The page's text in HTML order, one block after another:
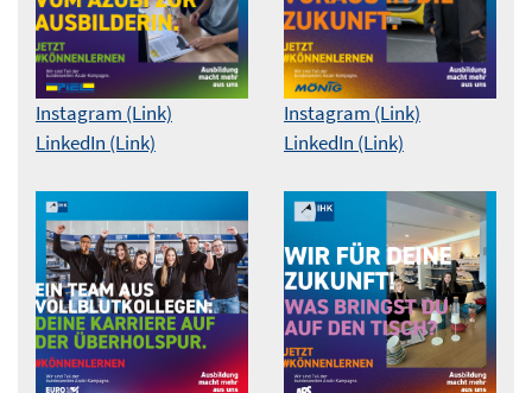
Instagram (Link)
LinkedIn (Link)
Instagram (Link)
LinkedIn (Link)